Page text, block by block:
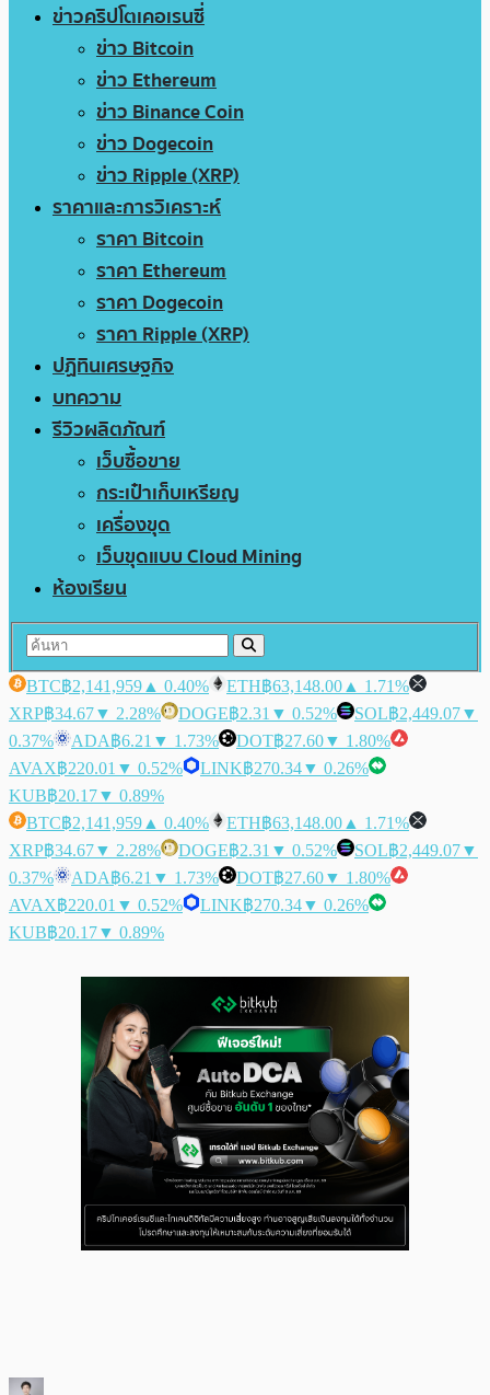
ข่าวคริปโตเคอเรนซี่
ข่าว Bitcoin
ข่าว Ethereum
ข่าว Binance Coin
ข่าว Dogecoin
ข่าว Ripple (XRP)
ราคาและการวิเคราะห์
ราคา Bitcoin
ราคา Ethereum
ราคา Dogecoin
ราคา Ripple (XRP)
ปฏิทินเศรษฐกิจ
บทความ
รีวิวผลิตภัณฑ์
เว็บซื้อขาย
กระเป๋าเก็บเหรียญ
เครื่องขุด
เว็บขุดแบบ Cloud Mining
ห้องเรียน
BTC฿2,141,959 ▲ 0.40% ETH฿63,148.00 ▲ 1.71%
XRP฿34.67▼ 2.28% DOGE฿2.31 ▼ 0.52% SOL฿2,449.07▼
0.37%
ADA฿6.21 ▼ 1.73% DOT฿27.60▼ 1.80%
AVAX฿220.01 ▼ 0.52% LINK฿270.34▼ 0.26%
KUB฿20.17▼ 0.89%
BTC฿2,141,959 ▲ 0.40% ETH฿63,148.00 ▲ 1.71%
XRP฿34.67▼ 2.28% DOGE฿2.31 ▼ 0.52% SOL฿2,449.07▼
0.37%
ADA฿6.21 ▼ 1.73% DOT฿27.60▼ 1.80%
AVAX฿220.01 ▼ 0.52% LINK฿270.34▼ 0.26%
KUB฿20.17▼ 0.89%